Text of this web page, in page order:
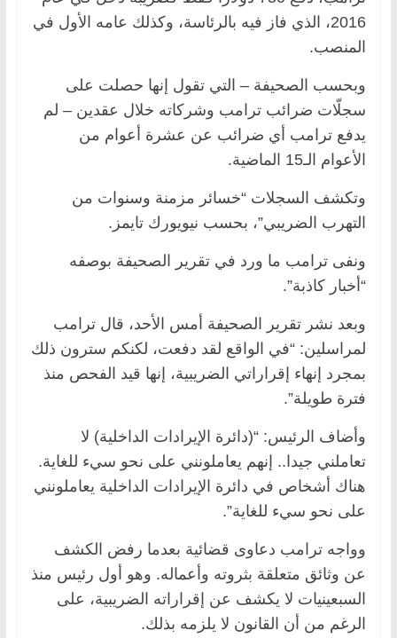
2016، الذي فاز فيه بالرئاسة، وكذلك عامه الأول في
المنصب.
وبحسب الصحيفة – التي تقول إنها حصلت على
سجلّات ضرائب ترامب وشركاته خلال عقدين – لم
يدفع ترامب أي ضرائب عن عشرة أعوام من
الأعوام الـ15 الماضية.
وتكشف السجلات “خسائر مزمنة وسنوات من
التهرب الضريبي”، بحسب نيويورك تايمز.
ونفى ترامب ما ورد في تقرير الصحيفة بوصفه
“أخبار كاذبة”.
وبعد نشر تقرير الصحيفة أمس الأحد، قال ترامب
لمراسلين: “في الواقع لقد دفعت، لكنكم سترون ذلك
بمجرد إنهاء إقراراتي الضريبية، إنها قيد الفحص منذ
فترة طويلة”.
وأضاف الرئيس: “(دائرة الإيرادات الداخلية) لا
تعاملني جيدا.. إنهم يعاملونني على نحو سيء للغاية.
هناك أشخاص في دائرة الإيرادات الداخلية يعاملونني
على نحو سيء للغاية”.
وواجه ترامب دعاوى قضائية بعدما رفض الكشف
عن وثائق متعلقة بثروته وأعماله. وهو أول رئيس منذ
السبعينيات لا يكشف عن إقراراته الضريبية، على
الرغم من أن القانون لا يلزمه بذلك.